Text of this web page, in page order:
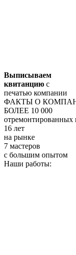
Выписываем
квитанцию с
печатью компании
ФАКТЫ О
БОЛЕЕ 10 000
отремонтированных
16 лет
на рынке
7 мастеров
с большим опытом
Наши работы: